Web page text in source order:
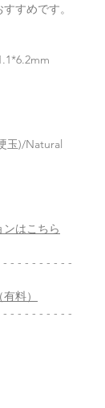
すめです。
玉)/Natural
はこちら
- - - - - - - - -
料）
- - - - - - - - -